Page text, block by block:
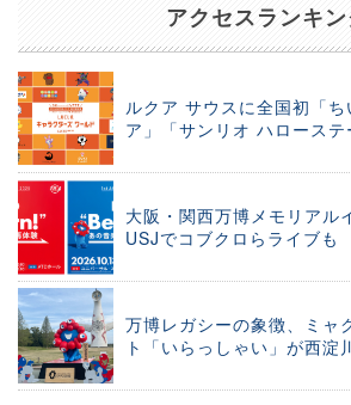
アクセスランキ
ルクア サウスに全国初「ち
ア」「サンリオ ハロース
大阪・関西万博メモリア
USJでコブクロらライブも
万博レガシーの象徴、ミャ
ト「いらっしゃい」が西淀